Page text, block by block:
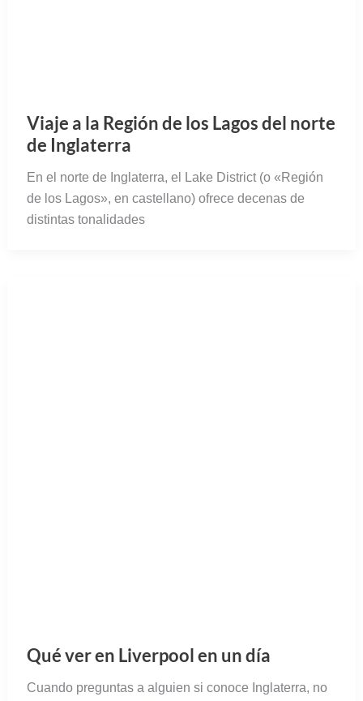
Viaje a la Región de los Lagos del norte
de Inglaterra
En el norte de Inglaterra, el Lake District (o «Región
de los Lagos», en castellano) ofrece decenas de
distintas tonalidades
Qué ver en Liverpool en un día
Cuando preguntas a alguien si conoce Inglaterra, no